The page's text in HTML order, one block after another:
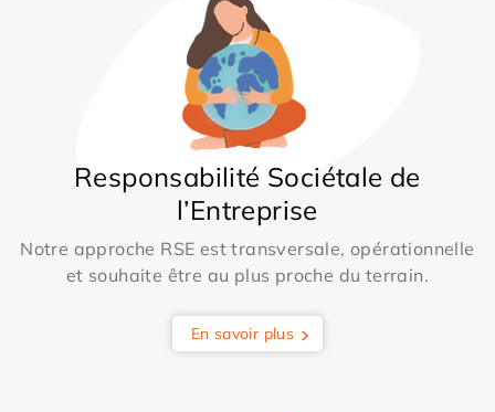
Responsabilité Sociétale de
l’Entreprise
Notre approche RSE est transversale, opérationnelle
et souhaite être au plus proche du terrain.
En savoir plus